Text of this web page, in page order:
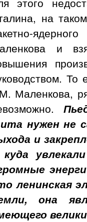
на
и
Маленкова,
нужен не
и
ленинская
она